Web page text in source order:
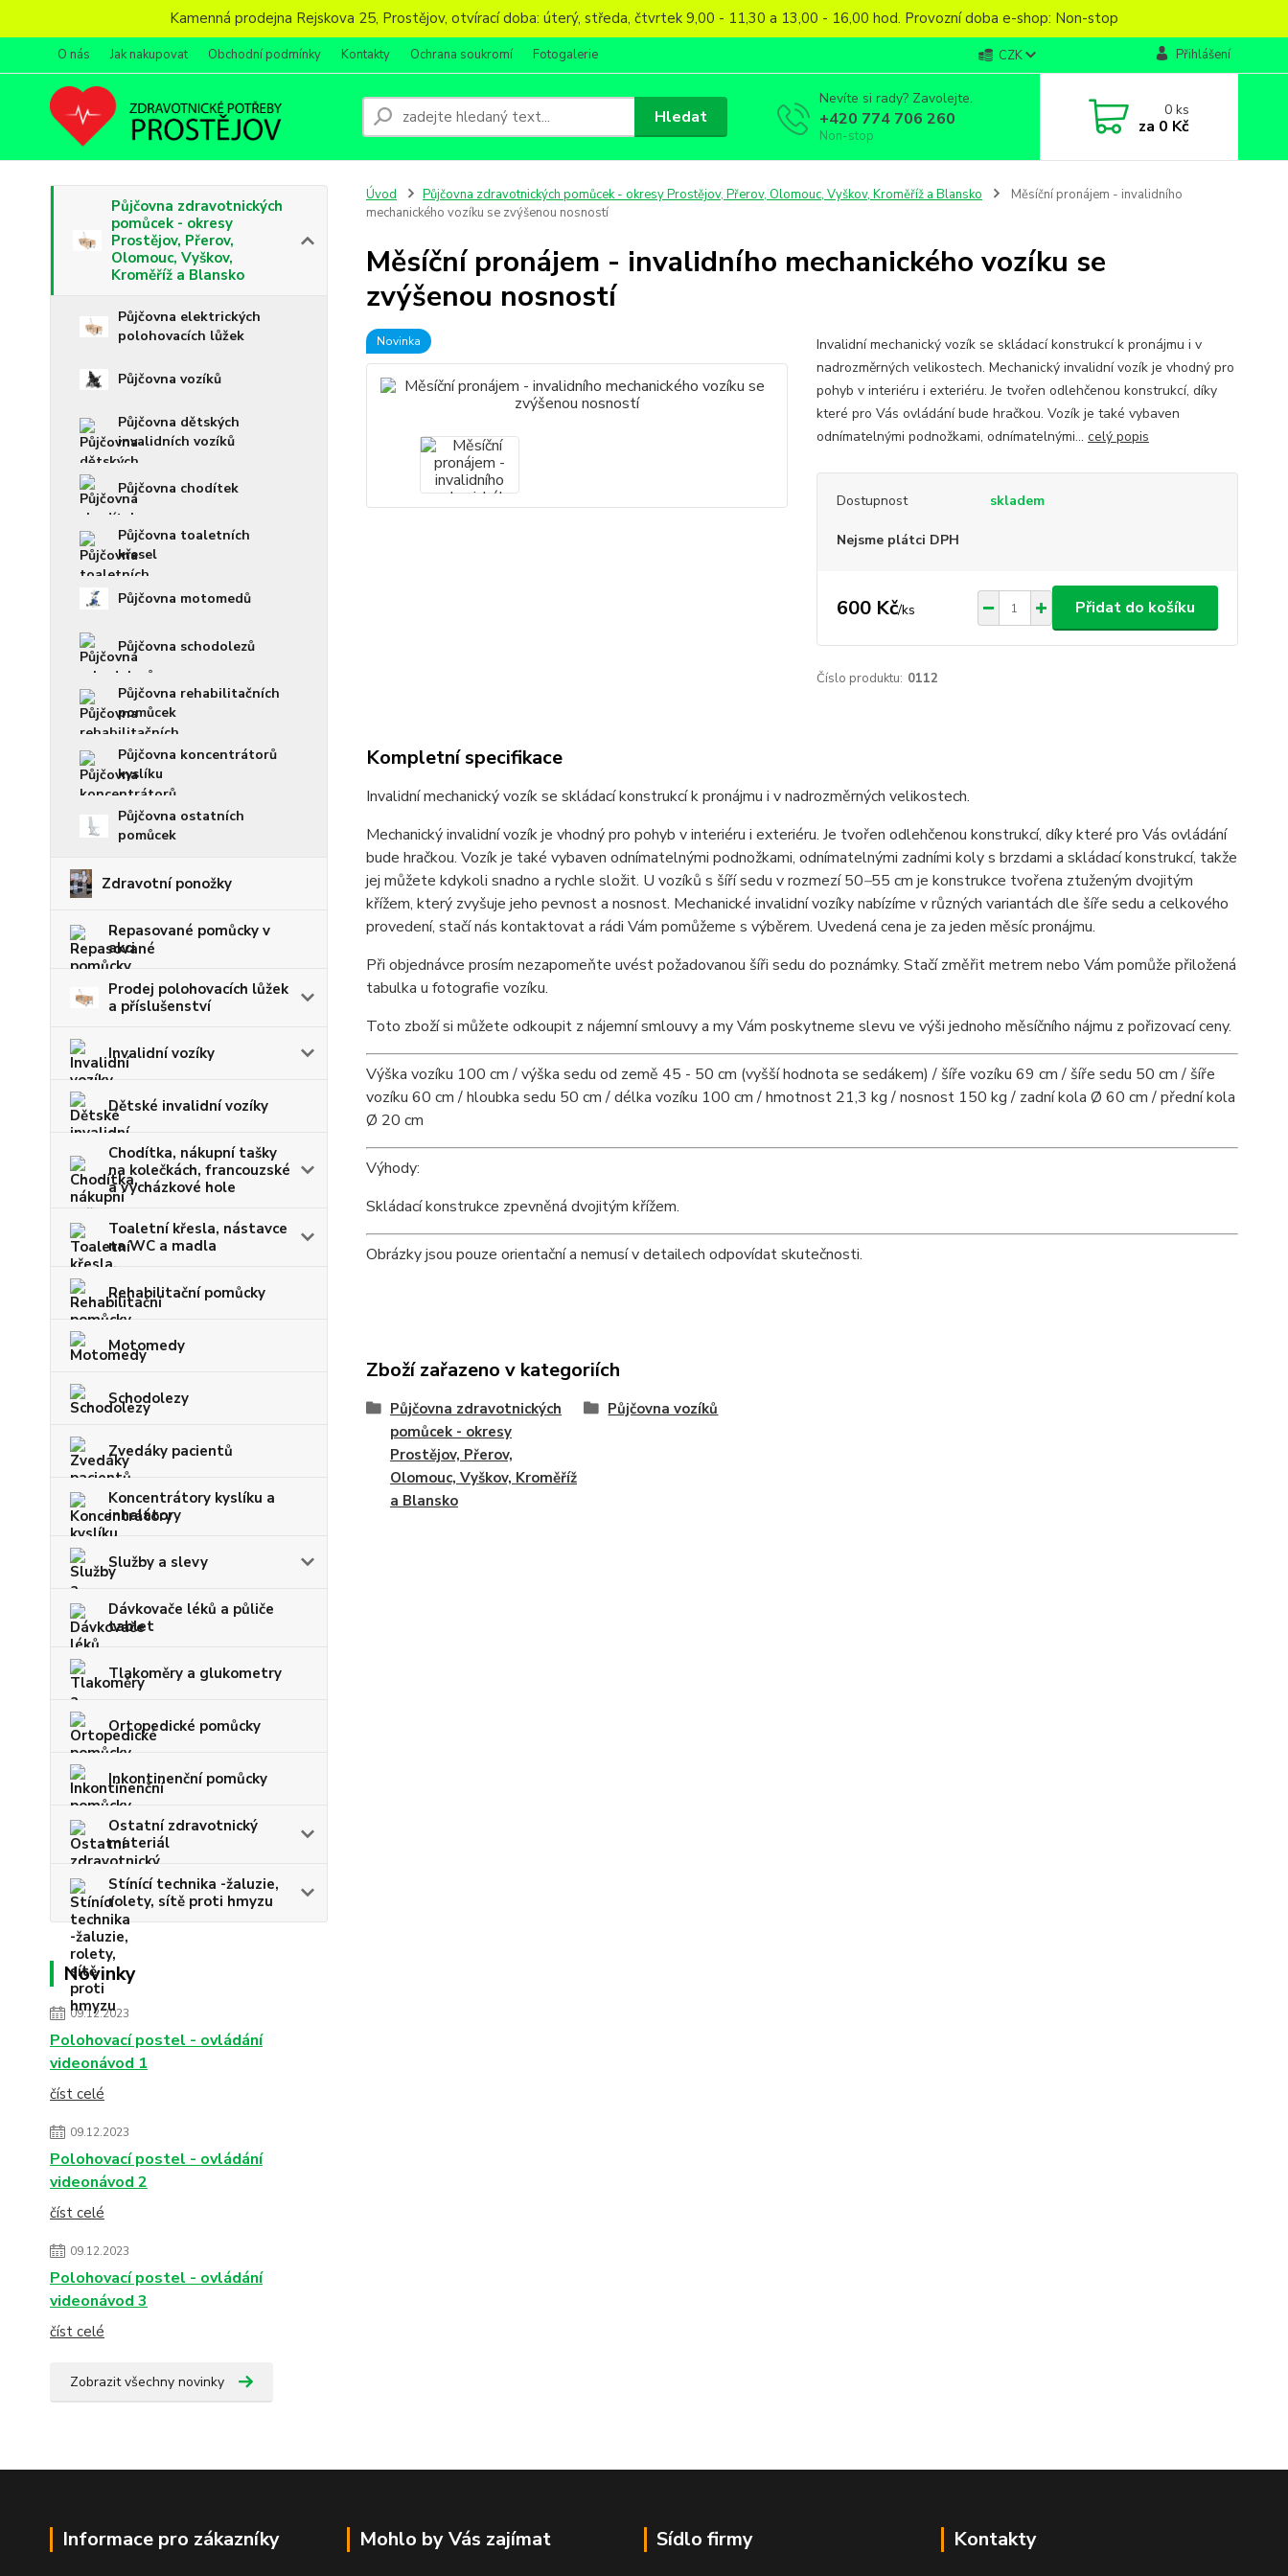
Kamenná prodejna Rejskova 25, Prostějov, otvírací doba: úterý, středa, čtvrtek 9,00 - 11,30 a 13,00 - 16,00 hod. Provozní doba e-shop: Non-stop
O nás Jak nakupovat Obchodní podmínky Kontakty Ochrana soukromí Fotogalerie CZK Přihlášení
Hledat
Nevíte si rady? Zavolejte.
+420 774 706 260
Non-stop
0ks
za 0 Kč
Půjčovna zdravotnických
pomůcek - okresy
Prostějov, Přerov,
Olomouc, Vyškov,
Kroměříž a Blansko
Půjčovna elektrických
polohovacích lůžek
Půjčovna vozíků
Půjčovna dětských
invalidních vozíků
Půjčovna chodítek
Půjčovna toaletních
křesel
Půjčovna motomedů
Půjčovna schodolezů
Půjčovna rehabilitačních
pomůcek
Půjčovna koncentrátorů
kyslíku
Půjčovna ostatních
pomůcek
Zdravotní ponožky
Repasované pomůcky v
akci
Prodej polohovacích lůžek
a příslušenství
Invalidní vozíky
Dětské invalidní vozíky
Chodítka, nákupní tašky
na kolečkách, francouzské
a vycházkové hole
Toaletní křesla, nástavce
na WC a madla
Rehabilitační pomůcky
Motomedy
Schodolezy
Zvedáky pacientů
Koncentrátory kyslíku a
inhalátory
Služby a slevy
Dávkovače léků a půliče
tablet
Tlakoměry a glukometry
Ortopedické pomůcky
Inkontinenční pomůcky
Ostatní zdravotnický
materiál
Stínící technika -žaluzie,
rolety, sítě proti hmyzu
Novinky
09.12.2023
Polohovací postel - ovládání
videonávod 1
číst celé
09.12.2023
Polohovací postel - ovládání
videonávod 2
číst celé
09.12.2023
Polohovací postel - ovládání
videonávod 3
číst celé
Zobrazit všechny novinky
Úvod Půjčovna zdravotnických pomůcek - okresy Prostějov, Přerov, Olomouc, Vyškov, Kroměříž a Blansko
Měsíční pronájem - invalidního
mechanického vozíku se zvýšenou nosností
Měsíční pronájem - invalidního mechanického vozíku se
zvýšenou nosností
Novinka
Invalidní mechanický vozík se skládací konstrukcí k pronájmu i v
nadrozměrných velikostech. Mechanický invalidní vozík je vhodný pro
pohyb v interiéru i exteriéru. Je tvořen odlehčenou konstrukcí, díky
které pro Vás ovládání bude hračkou. Vozík je také vybaven
odnímatelnými podnožkami, odnímatelnými... celý popis
Dostupnost skladem
Nejsme plátci DPH
600 Kč/ks Přidat do košíku
Číslo produktu: 0112
Kompletní specifikace
Invalidní mechanický vozík se skládací konstrukcí k pronájmu i v nadrozměrných velikostech.
Mechanický invalidní vozík je vhodný pro pohyb v interiéru i exteriéru. Je tvořen odlehčenou konstrukcí, díky které pro Vás ovládání
bude hračkou. Vozík je také vybaven odnímatelnými podnožkami, odnímatelnými zadními koly s brzdami a skládací konstrukcí, takže
jej můžete kdykoli snadno a rychle složit. U vozíků s šíří sedu v rozmezí 50–55 cm je konstrukce tvořena ztuženým dvojitým
křížem, který zvyšuje jeho pevnost a nosnost. Mechanické invalidní vozíky nabízíme v různých variantách dle šíře sedu a celkového
provedení, stačí nás kontaktovat a rádi Vám pomůžeme s výběrem. Uvedená cena je za jeden měsíc pronájmu.
Při objednávce prosím nezapomeňte uvést požadovanou šíři sedu do poznámky. Stačí změřit metrem nebo Vám pomůže přiložená
tabulka u fotografie vozíku.
Toto zboží si můžete odkoupit z nájemní smlouvy a my Vám poskytneme slevu ve výši jednoho měsíčního nájmu z pořizovací ceny.
Výška vozíku 100 cm / výška sedu od země 45 - 50 cm (vyšší hodnota se sedákem) / šíře vozíku 69 cm / šíře sedu 50 cm / šíře
vozíku 60 cm / hloubka sedu 50 cm / délka vozíku 100 cm / hmotnost 21,3 kg / nosnost 150 kg / zadní kola Ø 60 cm / přední kola
Ø 20 cm
Výhody:
Skládací konstrukce zpevněná dvojitým křížem.
Obrázky jsou pouze orientační a nemusí v detailech odpovídat skutečnosti.
Zboží zařazeno v kategoriích
Půjčovna zdravotnických
pomůcek - okresy
Prostějov, Přerov,
Olomouc, Vyškov, Kroměříž
a Blansko
Půjčovna vozíků
Informace pro zákazníky Mohlo by Vás zajímat Sídlo firmy Kontakty